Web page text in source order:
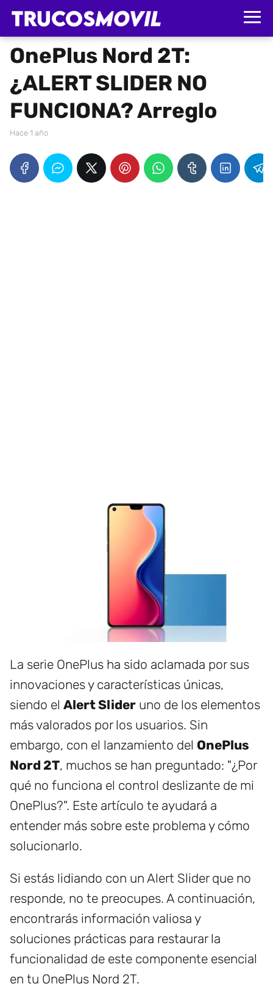
OnePlus Nord 2T:
¿ALERT SLIDER NO
FUNCIONA? Arreglo
hace 1 año
La serie OnePlus ha sido aclamada por sus
innovaciones y características únicas,
siendo el Alert Slider uno de los elementos
más valorados por los usuarios. Sin
embargo, con el lanzamiento del OnePlus
Nord 2T, muchos se han preguntado: "¿Por
qué no funciona el control deslizante de mi
OnePlus?". Este artículo te ayudará a
entender más sobre este problema y cómo
solucionarlo.
Si estás lidiando con un Alert Slider que no
responde, no te preocupes. A continuación,
encontrarás información valiosa y
soluciones prácticas para restaurar la
funcionalidad de este componente esencial
en tu OnePlus Nord 2T.